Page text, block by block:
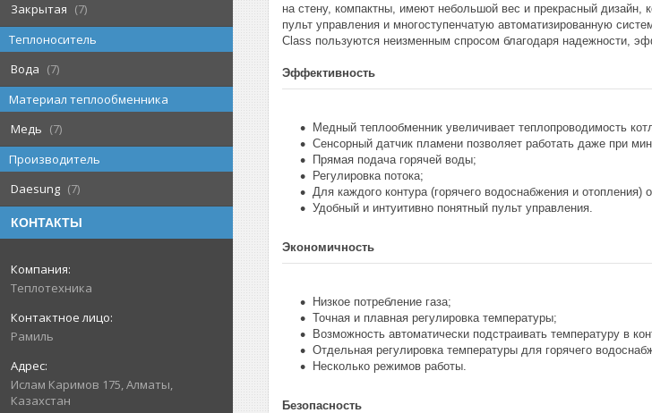
Закрытая
7
Теплоноситель
Вода
7
Материал теплообменника
Медь
7
Производитель
Daesung
7
КОНТАКТЫ
Теплотехника
Рамиль
Ислам Каримов 175, Алматы,
Казахстан
на стену, компактны, имеют небольшой вес и прекрасный
пульт управления и многоступенчатую автоматизированную
Class пользуются неизменным спросом благодаря надежности,
Эффективность
Медный теплообменник увеличивает теплопроводимость
Сенсорный датчик пламени позволяет работать даже при
Прямая подача горячей воды;
Регулировка потока;
Для каждого контура (горячего водоснабжения и отопления)
Удобный и интуитивно понятный пульт управления.
Экономичность
Низкое потребление газа;
Точная и плавная регулировка температуры;
Возможность автоматически подстраивать температуру в
Отдельная регулировка температуры для горячего
Несколько режимов работы.
Безопасность